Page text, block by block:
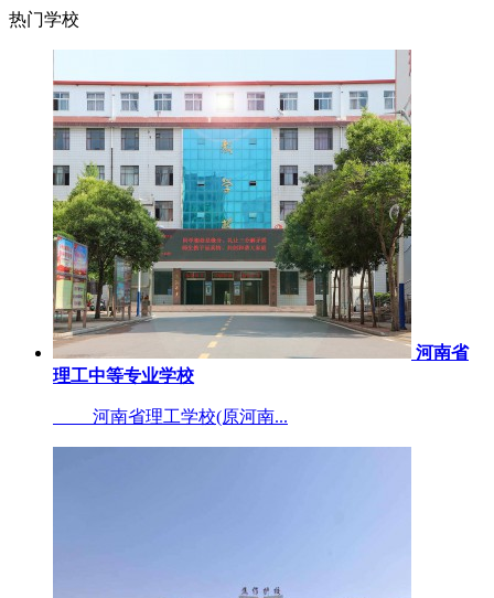
热门学校
河南省
理工中等专业学校
河南省理工学校(原河南...